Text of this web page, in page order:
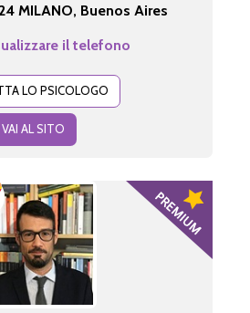
MILANO, Buenos Aires
il telefono
LO PSICOLOGO
VAI AL SITO